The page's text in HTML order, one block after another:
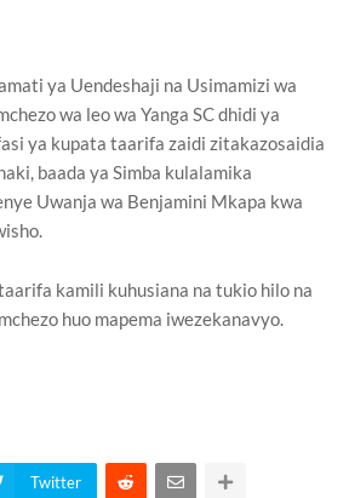
ya Uendeshaji na Usimamizi wa
wa leo wa Yanga SC dhidi ya
ya kupata taarifa zaidi zitakazosaidia
baada ya Simba kulalamika
Uwanja wa Benjamini Mkapa kwa
kamili kuhusiana na tukio hilo na
huo mapema iwezekanavyo.
Twitter